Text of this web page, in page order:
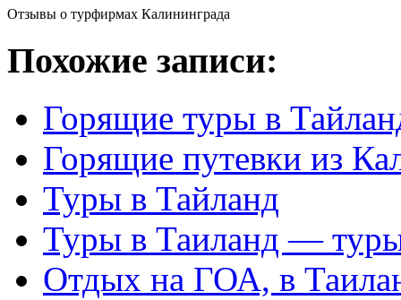
Отзывы о турфирмах Калининграда
Похожие записи:
Горящие туры в
Горящие путевки из
Туры в Тайланд
Туры в Таиланд —
Отдых на ГОА, в